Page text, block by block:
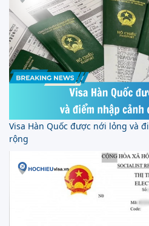
Visa Hàn Quốc được nới lỏng và
rộng